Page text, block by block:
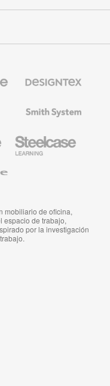
para
Educación
mobiliario de oficina,
espacio de trabajo,
por la investigación